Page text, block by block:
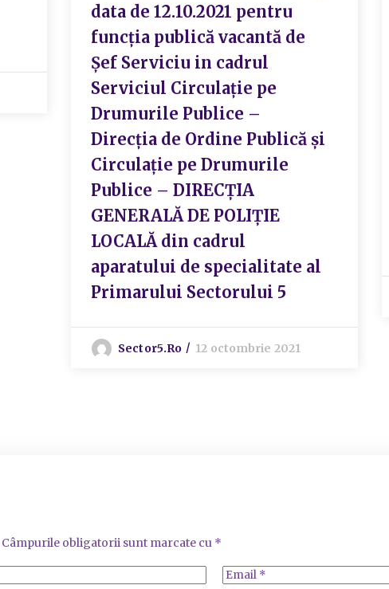
data de 12.10.2021 pentru
funcția publică vacantă de
Șef Serviciu in cadrul
Serviciul Circulație pe
Drumurile Publice –
Direcția de Ordine Publică și
Circulație pe Drumurile
Publice – DIRECȚIA
GENERALĂ DE POLIȚIE
LOCALĂ din cadrul
aparatului de specialitate al
Primarului Sectorului 5
Sector5.ro 12 octombrie 2021
Câmpurile obligatorii sunt marcate cu *